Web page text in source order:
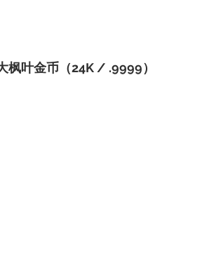
叶金币（24K / .9999）